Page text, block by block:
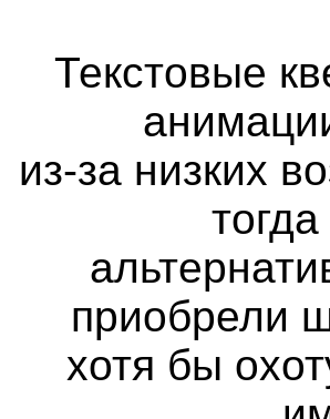
Текстовые
из-за низких
приобрели
хотя бы